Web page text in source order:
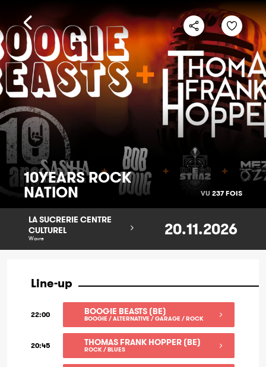
10YEARS ROCK
NATION VU 237 FOIS
LA SUCRERIE CENTRE
CULTUREL
Wavre 20.11.2026
Line-up
22:00 BOOGIE BEASTS (BE)
BOOGIE / ALTERNATIVE / GARAGE / ROCK
20:45 THOMAS FRANK HOPPER (BE)
ROCK / BLUES